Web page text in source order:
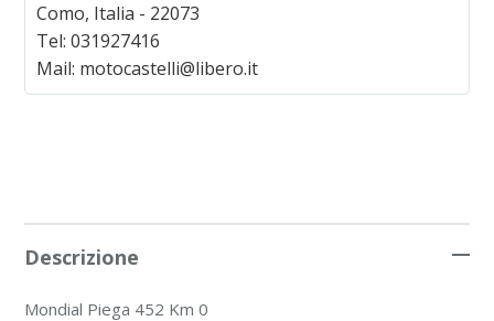
Como, Italia - 22073
Tel:031927416
Mail: motocastelli@libero.it
Descrizione
Mondial Piega 452 Km 0